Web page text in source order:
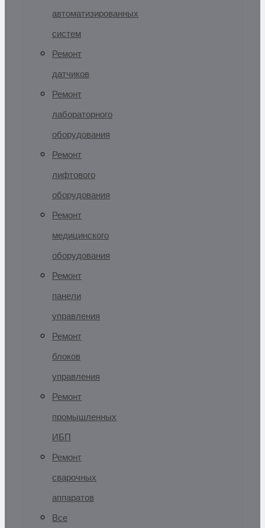
автоматизированных
систем
Ремонт
датчиков
Ремонт
лабораторного
оборудования
Ремонт
лифтового
оборудования
Ремонт
медицинского
оборудования
Ремонт
панели
управления
Ремонт
блоков
управления
Ремонт
промышленных
ИБП
Ремонт
сварочных
аппаратов
Все